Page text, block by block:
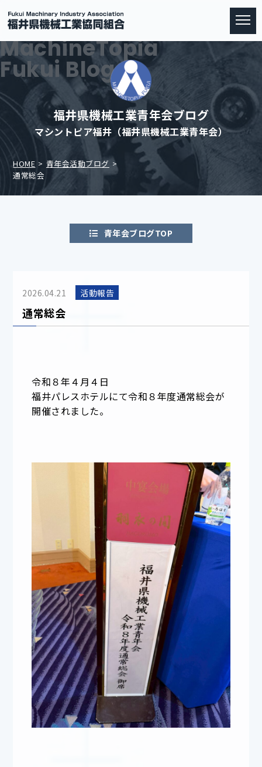
MachineTopia
Fukui Blog
福井県機械工業青年会ブログ
マシントピア福井（福井県機械工業青年会）
HOME
青年会活動ブログ
通常総会
青年会ブログTOP
2026.04.21 活動報告
通常総会
令和８年４月４日
福井パレスホテルにて令和８年度通常総会が
開催されました。